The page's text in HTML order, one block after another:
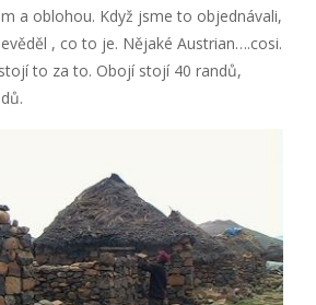
a oblohou. Když jsme to objednávali,
, co to je. Nějaké Austrian….cosi.
to za to. Obojí stojí 40 randů,